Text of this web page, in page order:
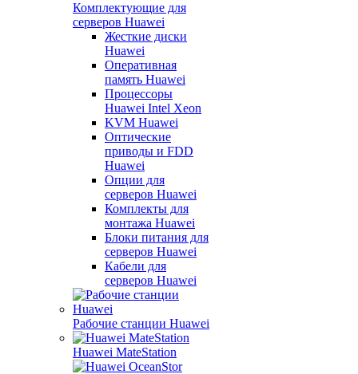
Комплектующие для
серверов Huawei
Жесткие диски
Huawei
Оперативная
память Huawei
Процессоры
Huawei Intel Xeon
KVM Huawei
Оптические
приводы и FDD
Huawei
Опции для
серверов Huawei
Комплекты для
монтажа Huawei
Блоки питания для
серверов Huawei
Кабели для
серверов Huawei
Рабочие станции Huawei
Huawei MateStation